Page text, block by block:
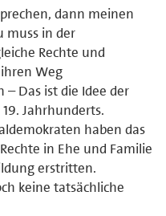
dann meinen
muss in der
Rechte und
Weg
Das ist die Idee der
Jahrhunderts.
haben das
in Ehe und Familie
erstritten.
keine tatsächliche